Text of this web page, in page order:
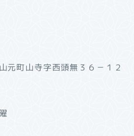
元町山寺字西頭無３６－１２